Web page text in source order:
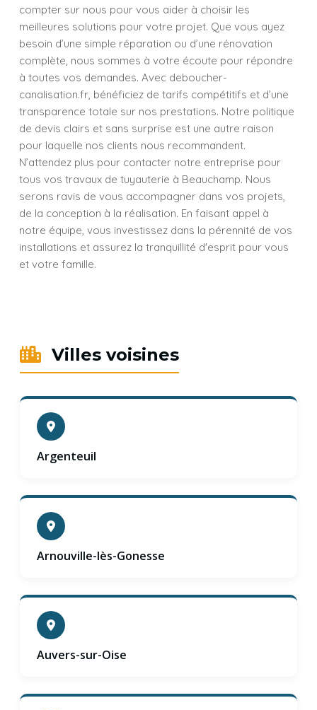
compter sur nous pour vous aider à choisir les
meilleures solutions pour votre projet. Que vous ayez
besoin d’une simple réparation ou d’une rénovation
complète, nous sommes à votre écoute pour répondre
à toutes vos demandes. Avec deboucher-
canalisation.fr, bénéficiez de tarifs compétitifs et d’une
transparence totale sur nos prestations. Notre politique
de devis clairs et sans surprise est une autre raison
pour laquelle nos clients nous recommandent.
N’attendez plus pour contacter notre entreprise pour
tous vos travaux de tuyauterie à Beauchamp. Nous
serons ravis de vous accompagner dans vos projets,
de la conception à la réalisation. En faisant appel à
notre équipe, vous investissez dans la pérennité de vos
installations et assurez la tranquillité d'esprit pour vous
et votre famille.
Villes voisines
Argenteuil
Arnouville-lès-Gonesse
Auvers-sur-Oise